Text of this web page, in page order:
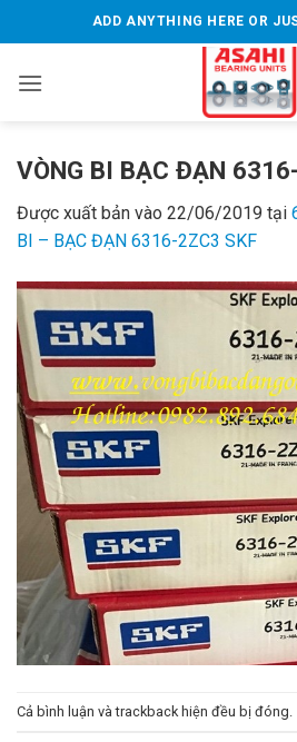
qua
dung
ADD ANYTHING HERE OR
VÒNG BI BẠC ĐẠN
Được xuất bản vào 22/06/2019 tại
BI – BẠC ĐẠN 6316-2ZC3 SKF
Cả bình luận và trackback hiện đều bị đóng.